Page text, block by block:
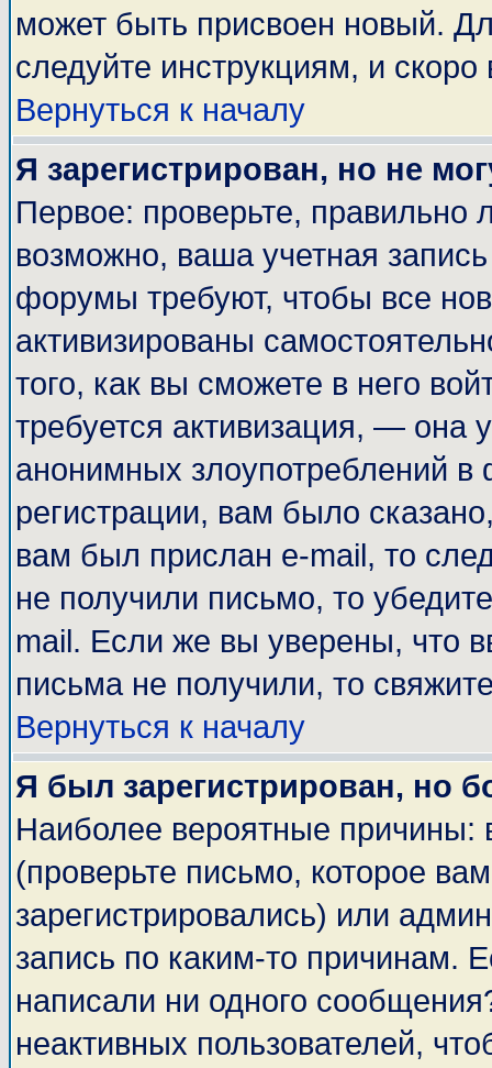
может быть присвоен новый.
следуйте инструкциям, и
Вернуться к началу
Я зарегистрирован, но не
Первое: проверьте, правильно
возможно, ваша учетная
форумы требуют, чтобы все
активизированы
того, как вы сможете в него
требуется активизация, — она
анонимных злоупотреблений
регистрации, вам было
вам был прислан e-mail, то
не получили письмо, то
mail. Если же вы уверены, что
письма не получили, то
Вернуться к началу
Я был зарегистрирован, но
Наиболее вероятные причины:
(проверьте письмо, которое
зарегистрировались) или
запись по каким-то причинам.
написали ни одного
неактивных пользователей,